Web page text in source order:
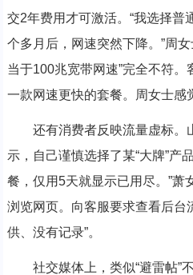
交2年费用才可激活。“我选择普
个多月后，网速突然下降。”周
当于100兆宽带网速”完全不符
一款网速更快的套餐。周女士感
还有消费者反映流量虚标。
示，自己谨慎选择了某“大牌”产
餐，仅用5天就显示已用尽。”萧
浏览网页。向客服要求查看后台
供、没有记录”。
社交媒体上，类似“避雷帖”